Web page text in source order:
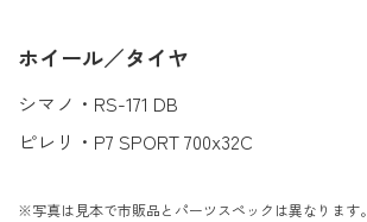
ホイール／タイヤ
シマノ・RS-171 DB
ピレリ・P7 SPORT 700x32C
※写真は見本で市販品とパーツスペックは異なります。